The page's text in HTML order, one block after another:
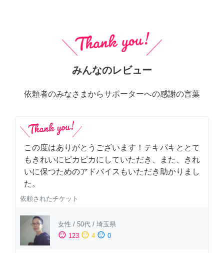
みんなのレビュー
依頼者のみなさまからサポーターへの感謝の言葉
この度はありがとうございます！テキパキととて
もきれいにピカピカにしていただき、また、きれ
いに保つためのアドバイスもいただき助かりまし
た。
依頼されたチケット
女性 / 50代 / 埼玉県
sentiment_satisfied 123 sentiment_neutral 4 sentiment_dissatisfied 0